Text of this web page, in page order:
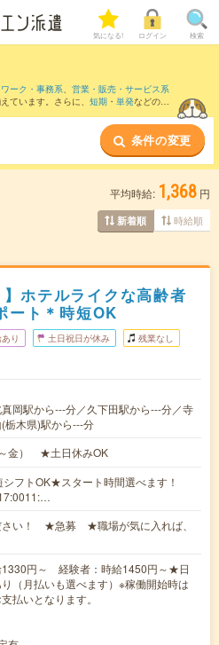
気になる! ログイン 検索
ーク・事務系、 営業・販売・サービス系
ています。さらに、 短期 ・ 単発などの期
など隣接エリアのお仕事もご確認
条件の変更
平均時給: 1,368 円
新着順 時給順
】ホテルライクな高齢者
ート＊時短OK
り 土日祝日が休み 残業なし
岡駅から---分／久下田駅から---分／寺
栃木県)駅から---分
金） ★土日休みOK
フトOK★スタート時間選べます！
さい！ ★急募 ★職場が気に入れば、
1330円～ 経験者：時給1450円～★日
（月払いも選べます）※稼働開始時は
払いとなります。